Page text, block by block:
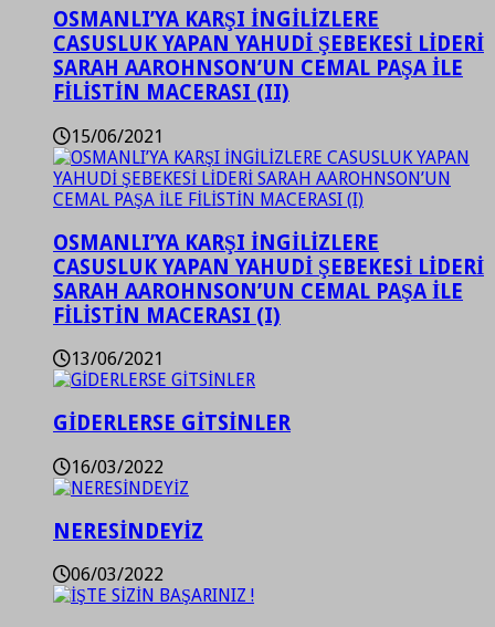
OSMANLI’YA KARŞI İNGİLİZLERE
CASUSLUK YAPAN YAHUDİ ŞEBEKESİ LİDERİ
SARAH AAROHNSON’UN CEMAL PAŞA İLE
FİLİSTİN MACERASI (II)
15/06/2021
OSMANLI’YA KARŞI İNGİLİZLERE
CASUSLUK YAPAN YAHUDİ ŞEBEKESİ LİDERİ
SARAH AAROHNSON’UN CEMAL PAŞA İLE
FİLİSTİN MACERASI (I)
13/06/2021
GİDERLERSE GİTSİNLER
16/03/2022
NERESİNDEYİZ
06/03/2022